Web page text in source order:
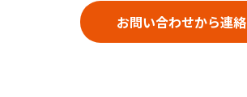
お問い合わせから連絡